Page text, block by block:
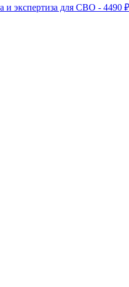
и экспертиза для СВО - 4490 ₽